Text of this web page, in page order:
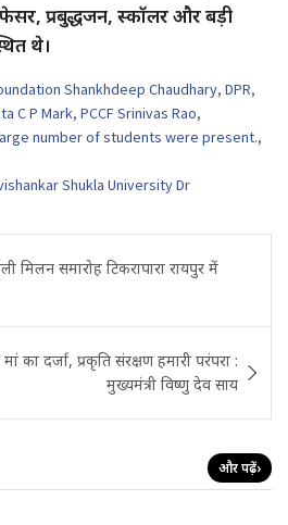
प्रबुद्धजन, स्कॉलर और बड़ी
थे।
Shankhdeep Chaudhary, DPR,
C P Mark, PCCF Srinivas Rao,
number of students were present.,
Shukla University Dr
मिलन समारोह टिकरापारा रायपुर में
का दर्जा, प्रकृति संरक्षण हमारी परंपरा :
मुख्यमंत्री विष्णु देव साय
और पढ़ें›